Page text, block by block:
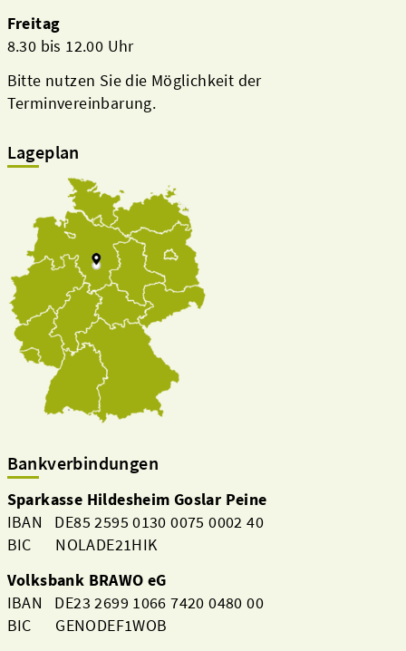
Freitag
8.30 bis 12.00 Uhr
Bitte nutzen Sie die Möglichkeit der
Terminvereinbarung.
Lageplan
Bankverbindungen
Sparkasse Hildesheim Goslar Peine
IBAN DE85 2595 0130 0075 0002 40
BIC NOLADE21HIK
Volksbank BRAWO eG
IBAN DE23 2699 1066 7420 0480 00
BIC GENODEF1WOB